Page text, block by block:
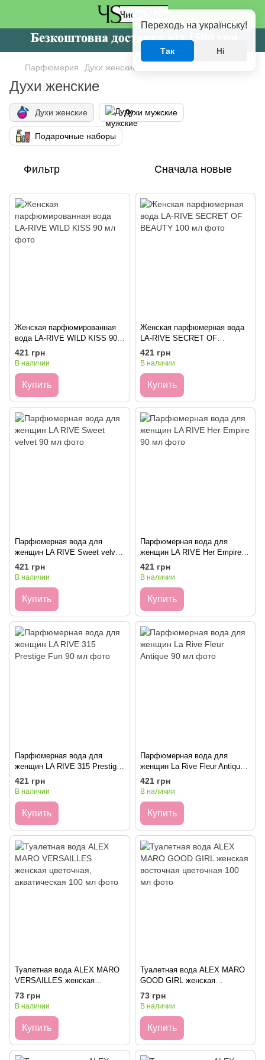
Парфюмерия Духи женские
Духи женские
Духи женские Духи мужские
Подарочные наборы
Фильтр Сначала новые
Женская парфюмированная
вода LA-RIVE WILD KISS 90
мл
421 грн
В наличии
Купить
Женская парфюмерная вода
LA-RIVE SECRET OF
BEAUTY 100 мл
421 грн
В наличии
Купить
Парфюмерная вода для
женщин LA RIVE Sweet velvet
90 мл
421 грн
В наличии
Купить
Парфюмерная вода для
женщин LA RIVE Her Empire
90 мл
421 грн
В наличии
Купить
Парфюмерная вода для
женщин LA RIVE 315 Prestige
Fun 90 мл
421 грн
В наличии
Купить
Парфюмерная вода для
женщин La Rive Fleur Antique
90 мл
421 грн
В наличии
Купить
Туалетная вода ALEX MARO
VERSAILLES женская
цветочная, акватическая 100
мл
73 грн
В наличии
Купить
Туалетная вода ALEX MARO
GOOD GIRL женская
восточная цветочная 100 мл
73 грн
В наличии
Купить
Переходь на українську!
Так Ні